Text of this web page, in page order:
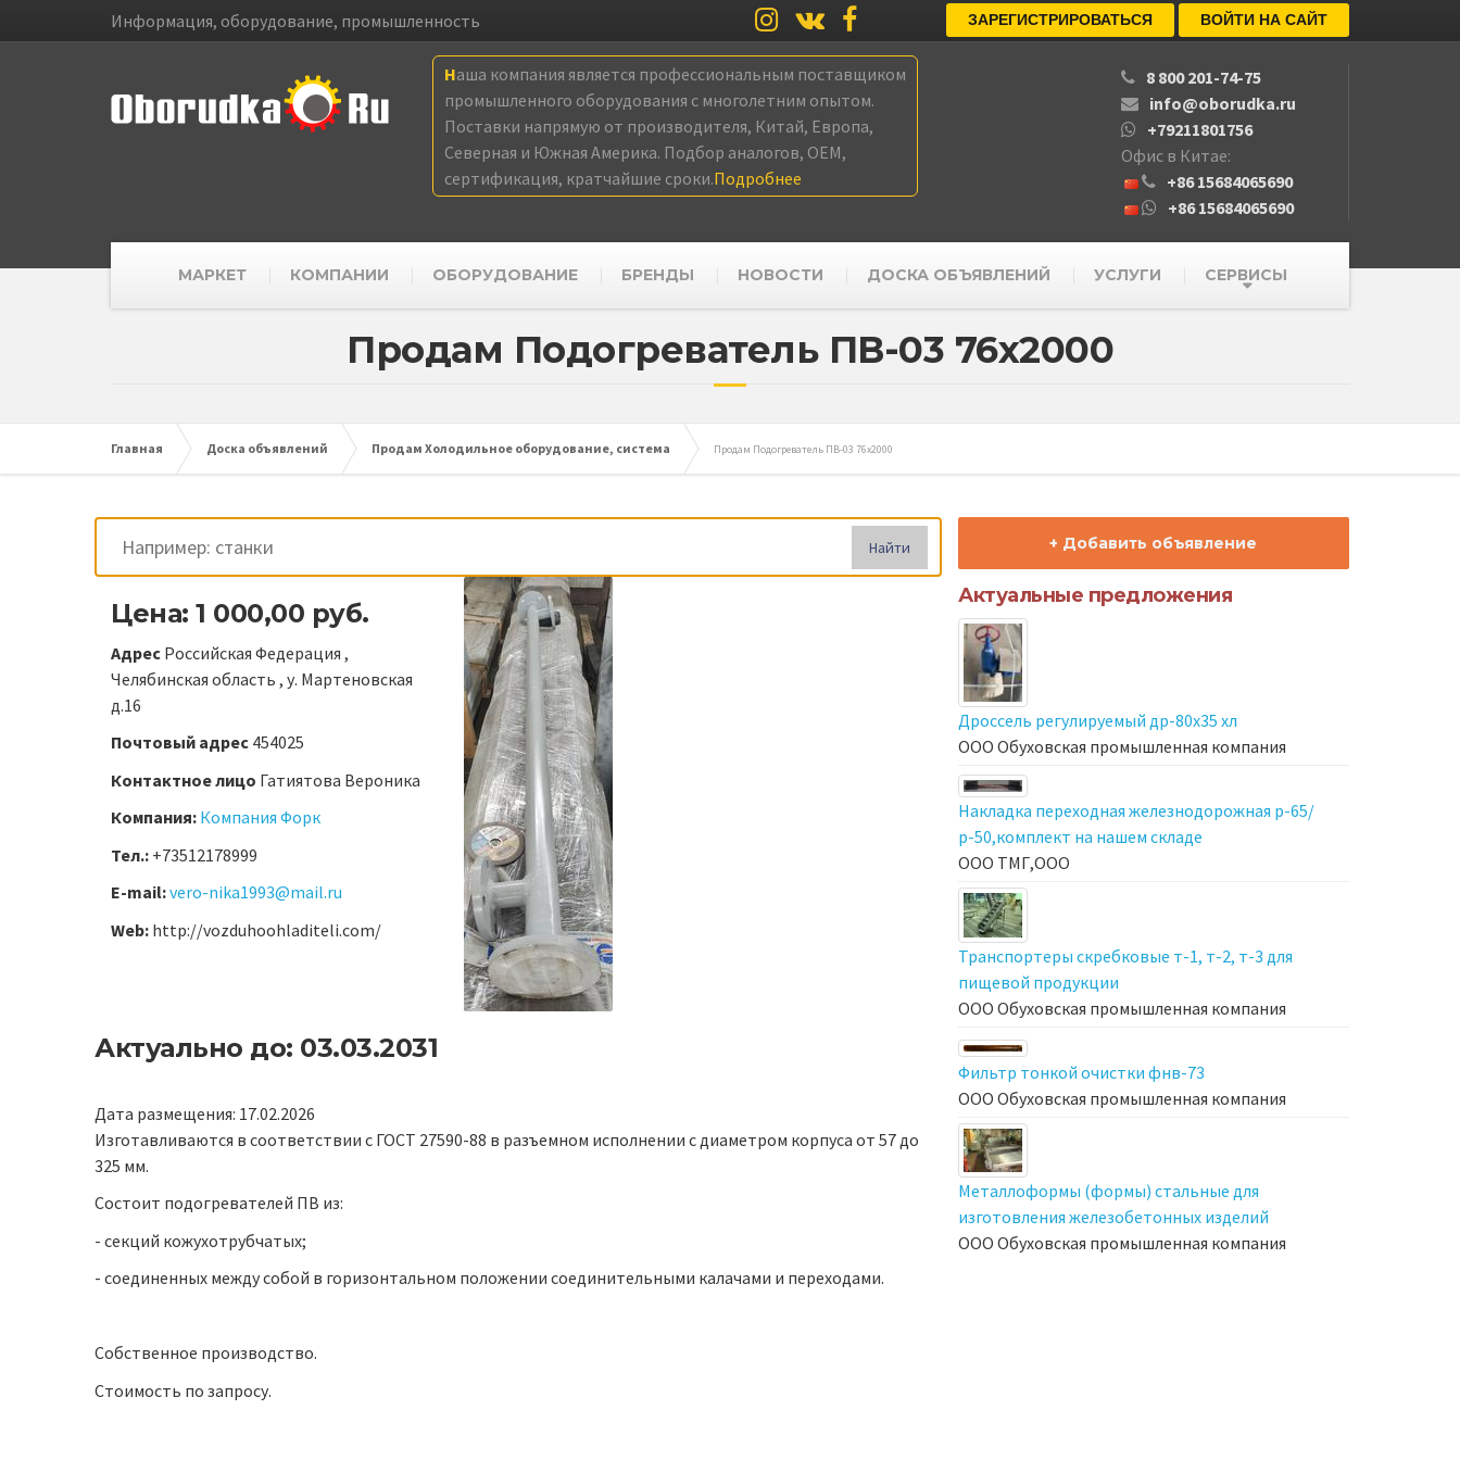
Информация, оборудование, промышленность ЗАРЕГИСТРИРОВАТЬСЯ ВОЙТИ НА САЙТ
Наша компания является профессиональным поставщиком
промышленного оборудования с многолетним опытом.
Поставки напрямую от производителя, Китай, Европа,
Северная и Южная Америка. Подбор аналогов, OEM,
сертификация, кратчайшие сроки.Подробнее
8 800 201-74-75
info@oborudka.ru
+79211801756
Офис в Китае:
+86 15684065690
+86 15684065690
МАРКЕТ КОМПАНИИ ОБОРУДОВАНИЕ БРЕНДЫ НОВОСТИ ДОСКА ОБЪЯВЛЕНИЙ УСЛУГИ СЕРВИСЫ
Продам Подогреватель ПВ-03 76х2000
Главная Доска объявлений Продам Холодильное оборудование, система Продам Подогреватель ПВ-03 76х2000
Найти
Цена: 1 000,00 руб.
Адрес Российская Федерация ,
Челябинская область , у. Мартеновская
д.16
Почтовый адрес 454025
Контактное лицо Гатиятова Вероника
Компания: Компания Форк
Тел.: +73512178999
E-mail:vero-nika1993@mail.ru
Web: http://vozduhoohladiteli.com/
Актуально до: 03.03.2031
Дата размещения: 17.02.2026
Изготавливаются в соответствии с ГОСТ 27590-88 в разъемном исполнении с диаметром корпуса от 57 до
325 мм.
Состоит подогревателей ПВ из:
- секций кожухотрубчатых;
- соединенных между собой в горизонтальном положении соединительными калачами и переходами.
Собственное производство.
Стоимость по запросу.
+ Добавить объявление
Актуальные предложения
Дроссель регулируемый др-80х35 хл
ООО Обуховская промышленная компания
Накладка переходная железнодорожная р-65/
р-50,комплект на нашем складе
ООО ТМГ,ООО
Транспортеры скребковые т-1, т-2, т-3 для
пищевой продукции
ООО Обуховская промышленная компания
Фильтр тонкой очистки фнв-73
ООО Обуховская промышленная компания
Металлоформы (формы) стальные для
изготовления железобетонных изделий
ООО Обуховская промышленная компания